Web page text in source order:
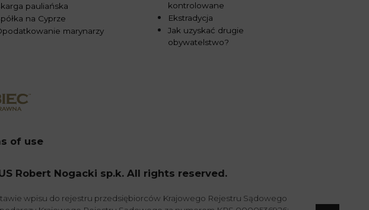
pauliańska
na Cyprze
marynarzy
kontrolowane
Ekstradycja
Jak uzyskać drugie
obywatelstwo?
of use
Robert Nogacki sp.k. All rights reserved.
wpisu do rejestru przedsiębiorców Krajowego Rejestru Sądowego